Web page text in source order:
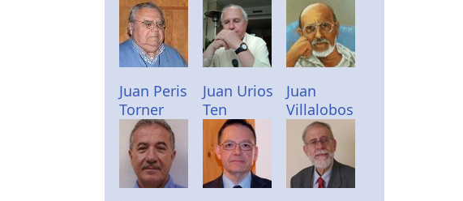
Juan Peris
Torner
Juan Urios
Ten
Juan
Villalobos